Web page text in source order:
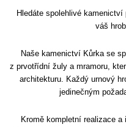
Hledáte spolehlivé
váš
Naše kamenictví Kůrka se
z prvotřídní žuly a mramoru,
architekturu. Každý urnový
jedinečným
Kromě kompletní realizace